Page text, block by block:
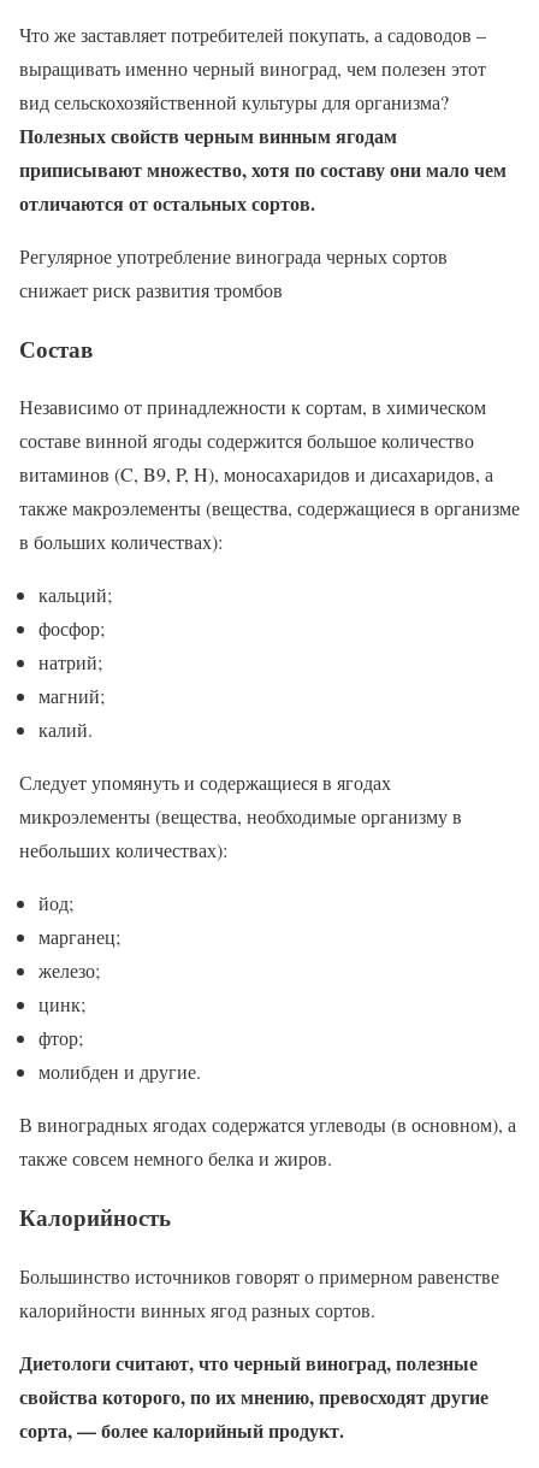
Что же заставляет потребителей покупать, а садоводов –
выращивать именно черный виноград, чем полезен этот
вид сельскохозяйственной культуры для организма?
Полезных свойств черным винным ягодам
приписывают множество, хотя по составу они мало чем
отличаются от остальных сортов.
Регулярное употребление винограда черных сортов
снижает риск развития тромбов
Состав
Независимо от принадлежности к сортам, в химическом
составе винной ягоды содержится большое количество
витаминов (C, B9, P, H), моносахаридов и дисахаридов, а
также макроэлементы (вещества, содержащиеся в организме
в больших количествах):
кальций;
фосфор;
натрий;
магний;
калий.
Следует упомянуть и содержащиеся в ягодах
микроэлементы (вещества, необходимые организму в
небольших количествах):
йод;
марганец;
железо;
цинк;
фтор;
молибден и другие.
В виноградных ягодах содержатся углеводы (в основном), а
также совсем немного белка и жиров.
Калорийность
Большинство источников говорят о примерном равенстве
калорийности винных ягод разных сортов.
Диетологи считают, что черный виноград, полезные
свойства которого, по их мнению, превосходят другие
сорта, — более калорийный продукт.